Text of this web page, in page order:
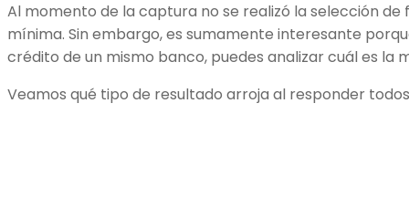
Al momento de la captura no se realizó la selección
mínima. Sin embargo, es sumamente interesante
crédito de un mismo banco, puedes analizar cuál es la
Veamos qué tipo de resultado arroja al responder